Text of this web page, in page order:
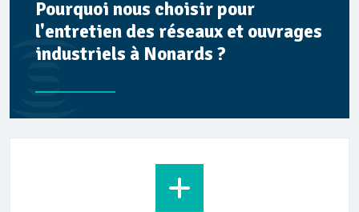
Pourquoi nous choisir pour
l'entretien des réseaux et ouvrages
industriels à Nonards ?